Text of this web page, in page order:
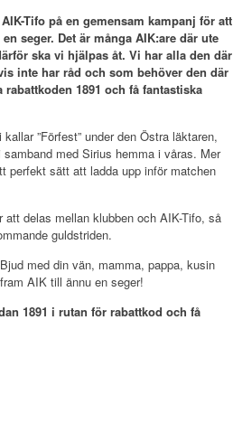
Tifo på en gemensam kampanj för att
seger. Det är många AIK:are där ute
ska vi hjälpas åt. Vi har alla den där
inte har råd och som behöver den där
1891 och få fantastiska
”Förfest” under den Östra läktaren,
med Sirius hemma i våras. Mer
perfekt sätt att ladda upp inför matchen
delas mellan klubben och AIK-Tifo, så
guldstriden.
med din vän, mamma, pappa, kusin
AIK till ännu en seger!
1891 i rutan för rabattkod och få